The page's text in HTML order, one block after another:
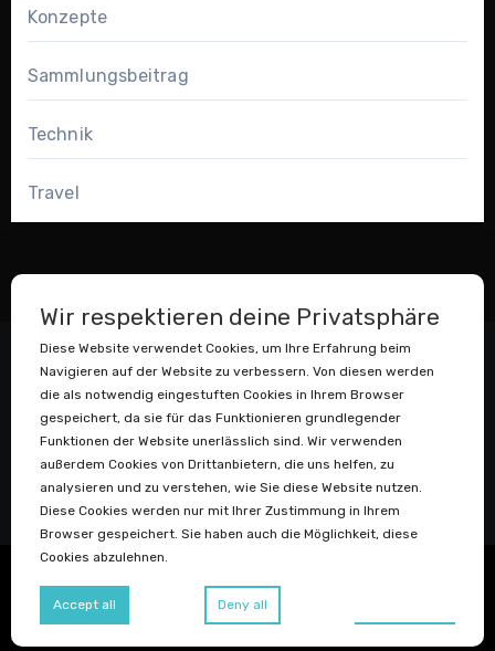
Konzepte
Sammlungsbeitrag
Technik
Travel
Datenstaubsauger
Blog
Datenschutzerklärung
Wir respektieren deine Privatsphäre
Diese Website verwendet Cookies, um Ihre Erfahrung beim
Navigieren auf der Website zu verbessern. Von diesen werden
die als notwendig eingestuften Cookies in Ihrem Browser
gespeichert, da sie für das Funktionieren grundlegender
Funktionen der Website unerlässlich sind. Wir verwenden
außerdem Cookies von Drittanbietern, die uns helfen, zu
analysieren und zu verstehen, wie Sie diese Website nutzen.
Diese Cookies werden nur mit Ihrer Zustimmung in Ihrem
Browser gespeichert. Sie haben auch die Möglichkeit, diese
Cookies abzulehnen.
Accept all Deny all